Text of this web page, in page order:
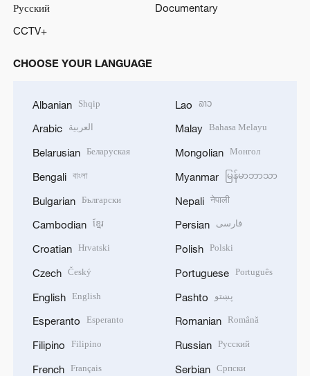
Русский
Documentary
CCTV+
CHOOSE YOUR LANGUAGE
Albanian Shqip
Arabic العربية
Belarusian Беларуская
Bengali বাংলা
Bulgarian Български
Cambodian ខ្មែរ
Croatian Hrvatski
Czech Český
English English
Esperanto Esperanto
Filipino Filipino
French Français
Lao ລາວ
Malay Bahasa Melayu
Mongolian Монгол
Myanmar မြန်မာဘာသာ
Nepali नेपाली
Persian فارسی
Polish Polski
Portuguese Português
Pashto پښتو
Romanian Română
Russian Русский
Serbian Српски